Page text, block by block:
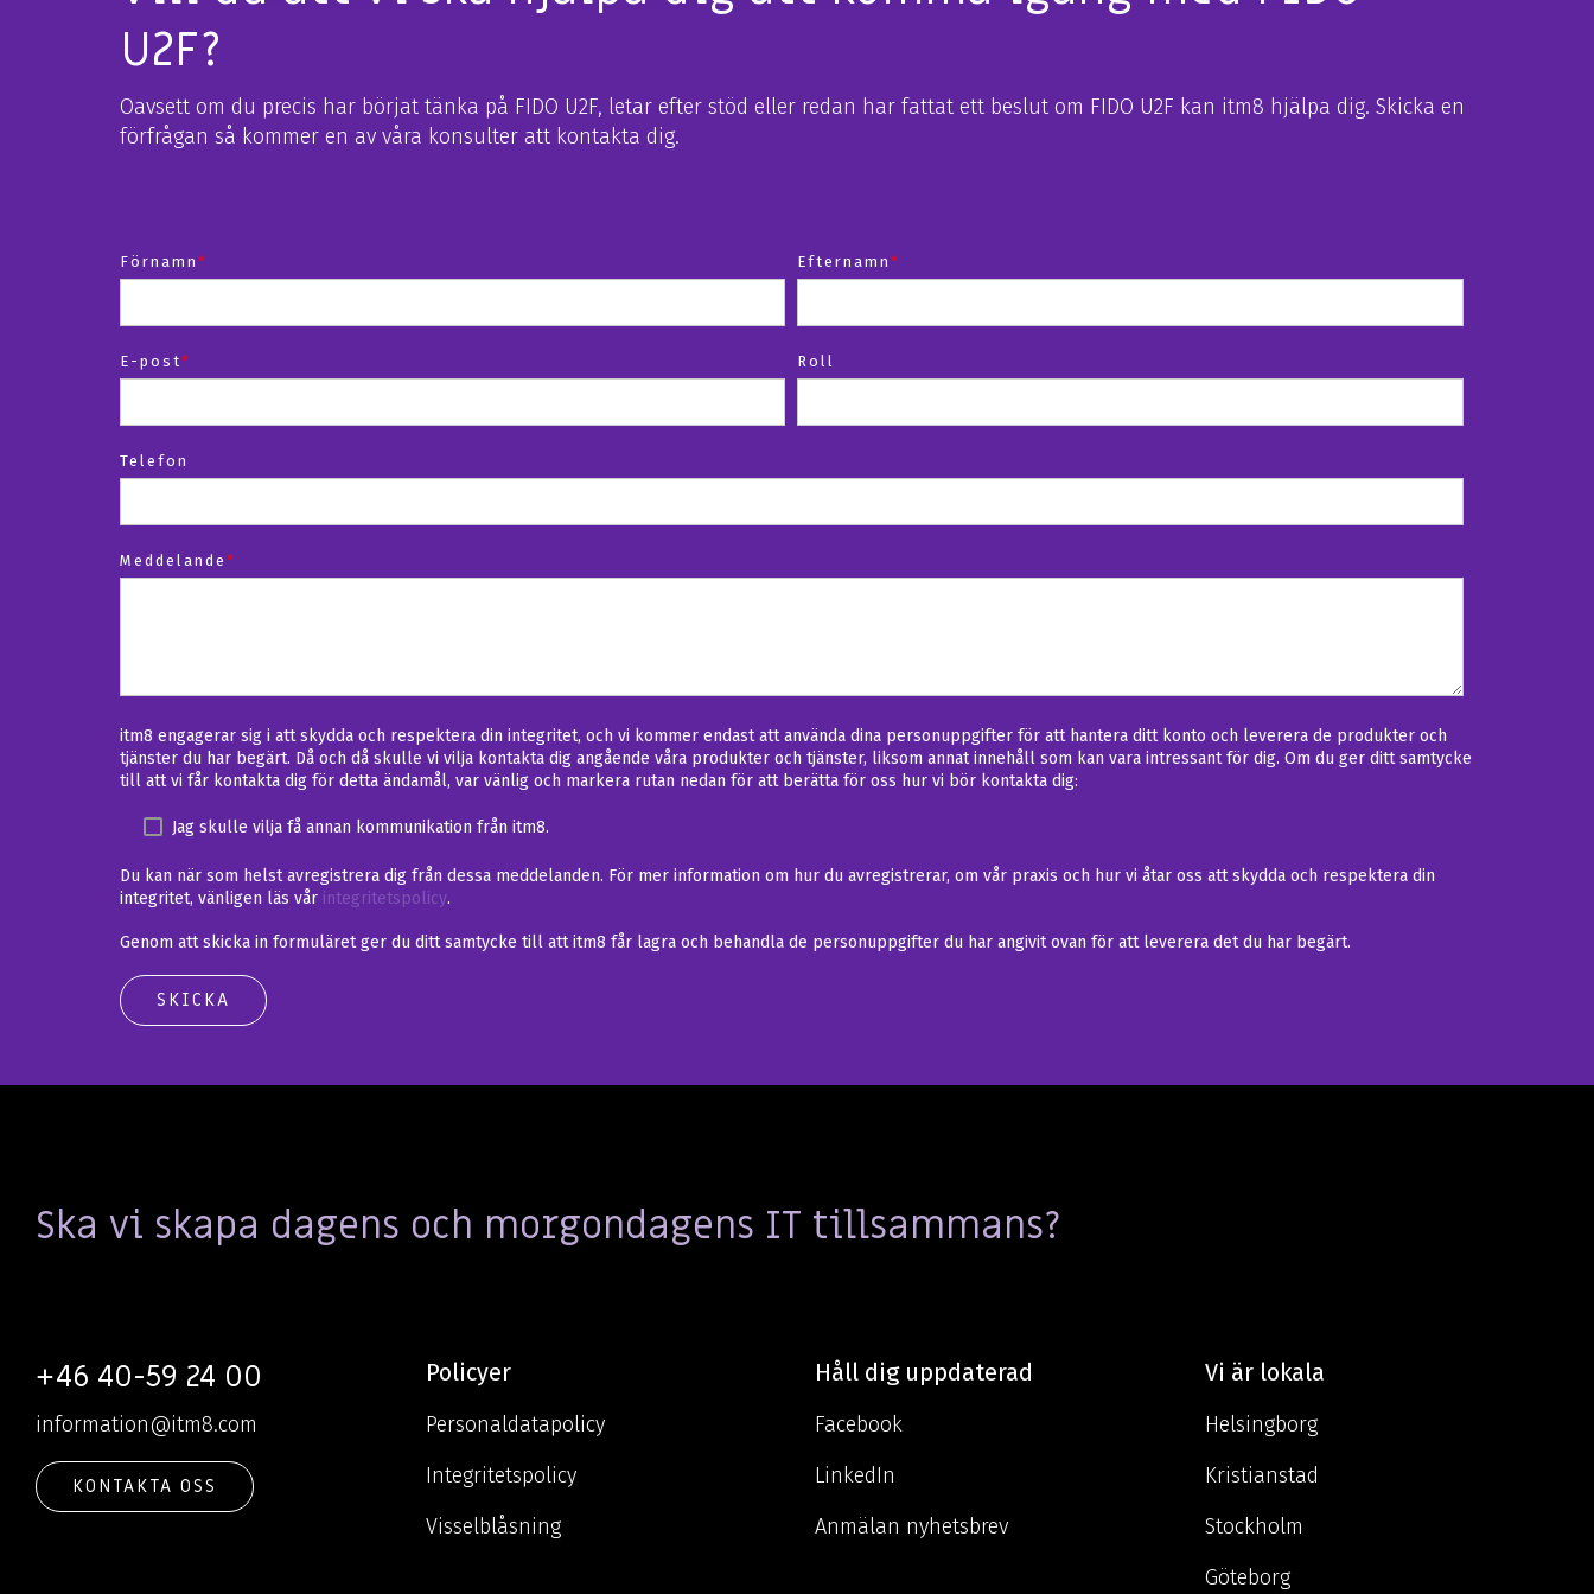
U2F?
Oavsett om du precis har börjat tänka på FIDO U2F, letar efter stöd eller redan har fattat ett beslut om FIDO U2F kan itm8 hjälpa dig. Skicka en
förfrågan så kommer en av våra konsulter att kontakta dig.
Förnamn * Efternamn *
E-post* Roll
Telefon
Meddelande *
itm8 engagerar sig i att skydda och respektera din integritet, och vi kommer endast att använda dina personuppgifter för att hantera ditt konto och leverera de produkter och
tjänster du har begärt. Då och då skulle vi vilja kontakta dig angående våra produkter och tjänster, liksom annat innehåll som kan vara intressant för dig. Om du ger ditt samtycke
till att vi får kontakta dig för detta ändamål, var vänlig och markera rutan nedan för att berätta för oss hur vi bör kontakta dig:
Jag skulle vilja få annan kommunikation från itm8.
Du kan när som helst avregistrera dig från dessa meddelanden. För mer information om hur du avregistrerar, om vår praxis och hur vi åtar oss att skydda och respektera din
integritet, vänligen läs vår integritetspolicy.
Genom att skicka in formuläret ger du ditt samtycke till att itm8 får lagra och behandla de personuppgifter du har angivit ovan för att leverera det du har begärt.
Ska vi skapa dagens och morgondagens IT tillsammans?
+46 40-59 24 00
information@itm8.com
KONTAKTA OSS
Policyer
Personaldatapolicy
Integritetspolicy
Visselblåsning
Håll dig uppdaterad
Facebook
LinkedIn
Anmälan nyhetsbrev
Vi är lokala
Helsingborg
Kristianstad
Stockholm
Göteborg